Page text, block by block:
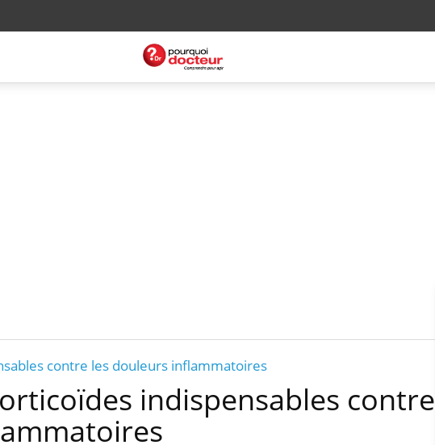
contre les douleurs inflammatoires
indispensables contre